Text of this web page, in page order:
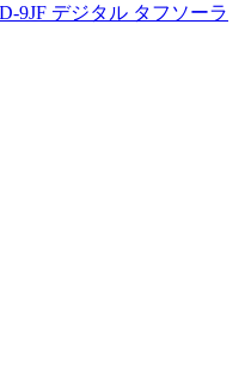
9JF デジタル タフソーラ